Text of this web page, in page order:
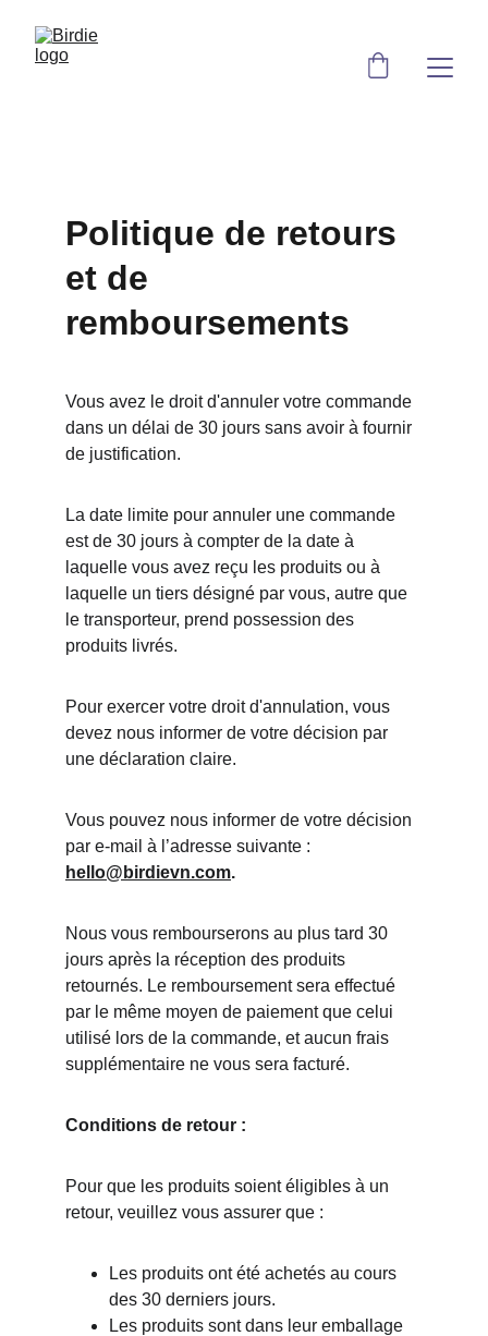
Politique de retours
et de
remboursements
Vous avez le droit d'annuler votre commande
dans un délai de 30 jours sans avoir à fournir
de justification.
La date limite pour annuler une commande
est de 30 jours à compter de la date à
laquelle vous avez reçu les produits ou à
laquelle un tiers désigné par vous, autre que
le transporteur, prend possession des
produits livrés.
Pour exercer votre droit d'annulation, vous
devez nous informer de votre décision par
une déclaration claire.
Vous pouvez nous informer de votre décision
par e-mail à l’adresse suivante :
hello@birdievn.com.
Nous vous rembourserons au plus tard 30
jours après la réception des produits
retournés. Le remboursement sera effectué
par le même moyen de paiement que celui
utilisé lors de la commande, et aucun frais
supplémentaire ne vous sera facturé.
Conditions de retour :
Pour que les produits soient éligibles à un
retour, veuillez vous assurer que :
Les produits ont été achetés au cours
des 30 derniers jours.
Les produits sont dans leur emballage